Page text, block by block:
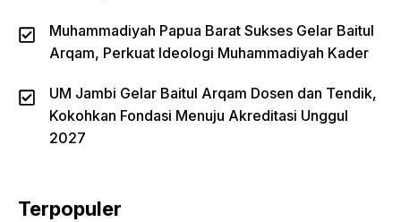
Muhammadiyah Papua Barat Sukses Gelar Baitul
Arqam, Perkuat Ideologi Muhammadiyah Kader
UM Jambi Gelar Baitul Arqam Dosen dan Tendik,
Kokohkan Fondasi Menuju Akreditasi Unggul
2027
Terpopuler